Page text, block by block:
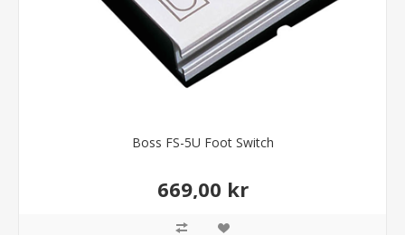
Boss FS-5U Foot Switch
669,00 kr